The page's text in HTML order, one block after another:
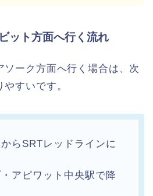
ット方面へ行く流れ
ソーク方面へ行く場合は、次
すいです。
らSRTレッドラインに
アピワット中央駅で降